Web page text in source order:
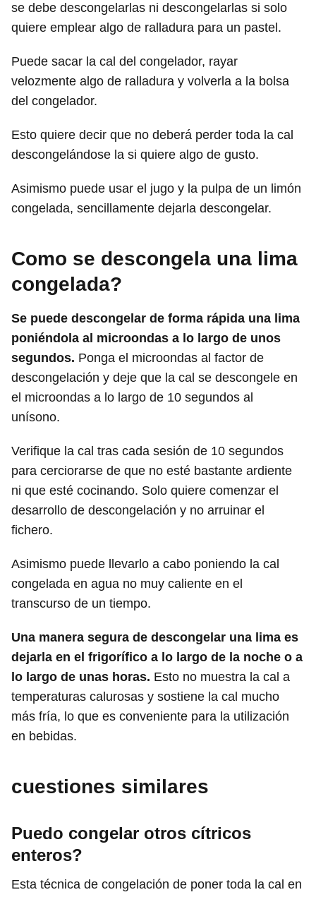
se debe descongelarlas ni descongelarlas si solo
quiere emplear algo de ralladura para un pastel.
Puede sacar la cal del congelador, rayar
velozmente algo de ralladura y volverla a la bolsa
del congelador.
Esto quiere decir que no deberá perder toda la cal
descongelándose la si quiere algo de gusto.
Asimismo puede usar el jugo y la pulpa de un limón
congelada, sencillamente dejarla descongelar.
Como se descongela una lima
congelada?
Se puede descongelar de forma rápida una lima
poniéndola al microondas a lo largo de unos
segundos. Ponga el microondas al factor de
descongelación y deje que la cal se descongele en
el microondas a lo largo de 10 segundos al
unísono.
Verifique la cal tras cada sesión de 10 segundos
para cerciorarse de que no esté bastante ardiente
ni que esté cocinando. Solo quiere comenzar el
desarrollo de descongelación y no arruinar el
fichero.
Asimismo puede llevarlo a cabo poniendo la cal
congelada en agua no muy caliente en el
transcurso de un tiempo.
Una manera segura de descongelar una lima es
dejarla en el frigorífico a lo largo de la noche o a
lo largo de unas horas. Esto no muestra la cal a
temperaturas calurosas y sostiene la cal mucho
más fría, lo que es conveniente para la utilización
en bebidas.
cuestiones similares
Puedo congelar otros cítricos
enteros?
Esta técnica de congelación de poner toda la cal en